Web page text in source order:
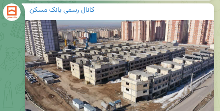
کانال رسمی بانک مسکن